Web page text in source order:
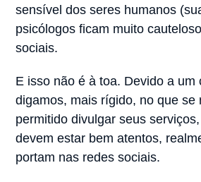
sensível dos seres humanos
psicólogos ficam muito
sociais.
E isso não é à toa. Devido a um
digamos, mais rígido, no que se
permitido divulgar seus
devem estar bem atentos,
portam nas redes sociais.